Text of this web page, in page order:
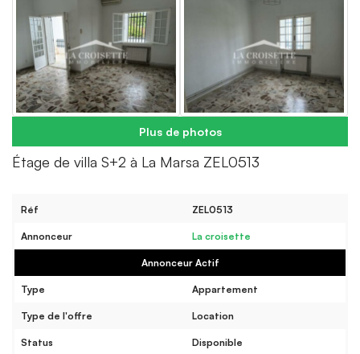
Plus de photos
Étage de villa S+2 à La Marsa ZEL0513
Réf ZEL0513
Annonceur La croisette
Annonceur Actif
Type Appartement
Type de l'offre Location
Status Disponible